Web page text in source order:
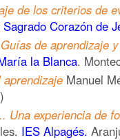
de los criterios de
Corazón de
de aprendizaje
la Blanca.
Manuel
Una experiencia de
IES Alpagés.